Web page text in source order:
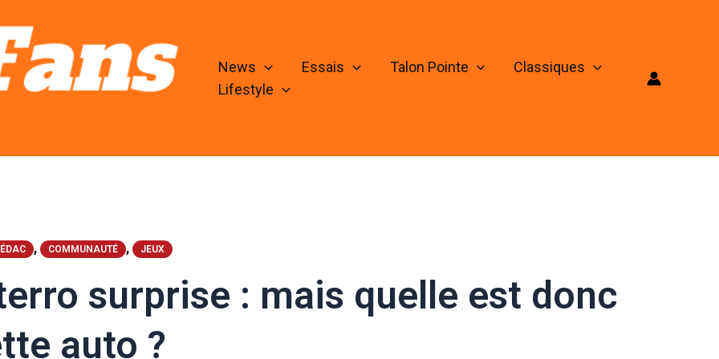
News Essais Talon Pointe
Classiques
Lifestyle
, COMMUNAUTÉ , JEUX
surprise : mais quelle est donc
auto ?